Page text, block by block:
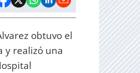
obtuvo el
y realizó una